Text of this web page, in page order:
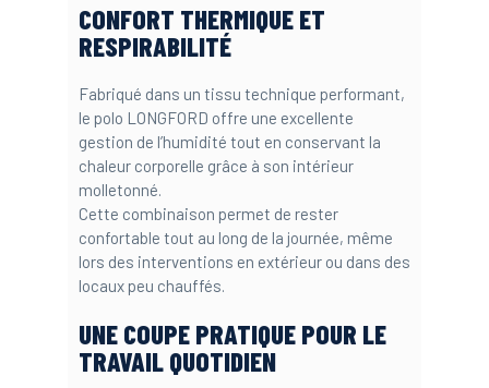
CONFORT THERMIQUE ET
RESPIRABILITÉ
Fabriqué dans un tissu technique performant,
le polo LONGFORD offre une excellente
gestion de l’humidité tout en conservant la
chaleur corporelle grâce à son intérieur
molletonné.
Cette combinaison permet de rester
confortable tout au long de la journée, même
lors des interventions en extérieur ou dans des
locaux peu chauffés.
UNE COUPE PRATIQUE POUR LE
TRAVAIL QUOTIDIEN